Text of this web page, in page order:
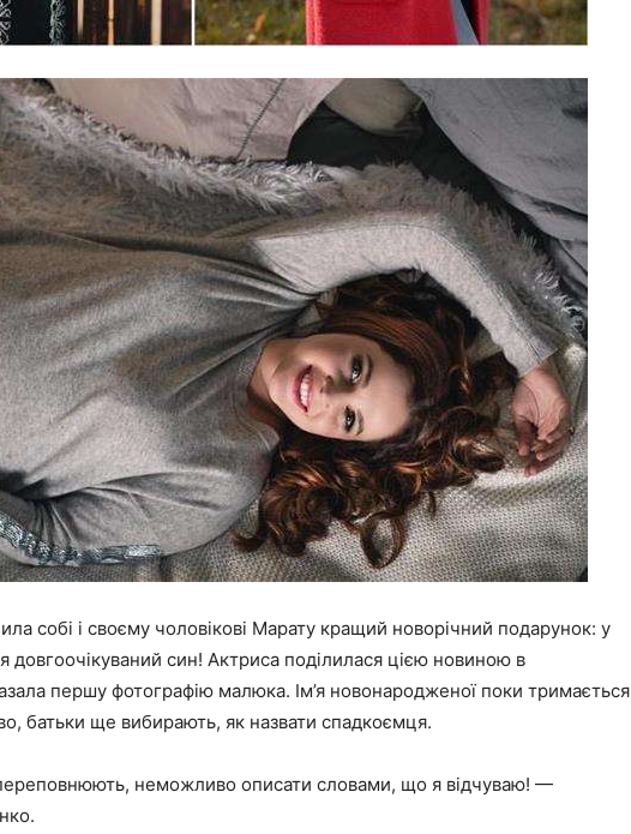
собі і своєму чоловікові Марату кращий новорічний подарунок: у
довгоочікуваний син! Актриса поділилася цією новиною в
першу фотографію малюка. Ім’я новонародженої поки тримається
батьки ще вибирають, як назвати спадкоємця.
неможливо описати словами, що я відчуваю! —